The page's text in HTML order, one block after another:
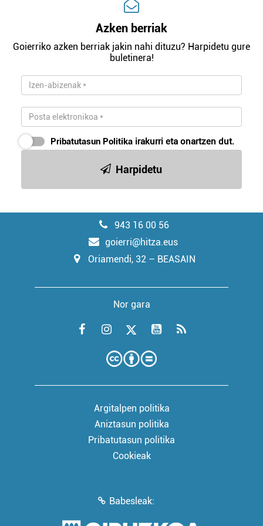
Azken berriak
Goierriko azken berriak jakin nahi dituzu? Harpidetu gure
buletinera!
Pribatutasun Politika irakurri eta onartzen dut.
Harpidetu
943 16 00 56
goierri@hitza.eus
Oriamendi, 32 – BEASAIN
Nor gara
Argitalpen politika
Aniztasun politika
Pribatutasun politika
Cookieak
Babesleak: